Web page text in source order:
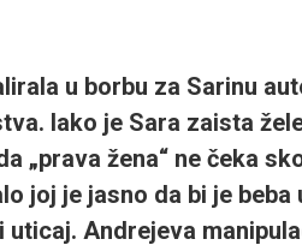
u borbu za Sarinu
Iako je Sara zaista
„prava žena“ ne čeka
joj je jasno da bi je
uticaj. Andrejeva